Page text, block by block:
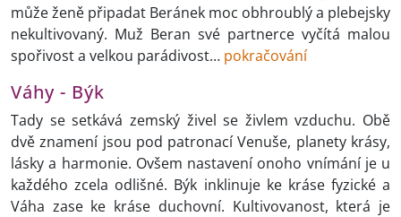
může ženě připadat Beránek moc obhroublý a plebejsky
nekultivovaný. Muž Beran své partnerce vyčítá malou
spořivost a velkou parádivost… pokračování
Váhy - Býk
Tady se setkává zemský živel se živlem vzduchu. Obě
dvě znamení jsou pod patronací Venuše, planety krásy,
lásky a harmonie. Ovšem nastavení onoho vnímání je u
každého zcela odlišné. Býk inklinuje ke kráse fyzické a
Váha zase ke kráse duchovní. Kultivovanost, která je